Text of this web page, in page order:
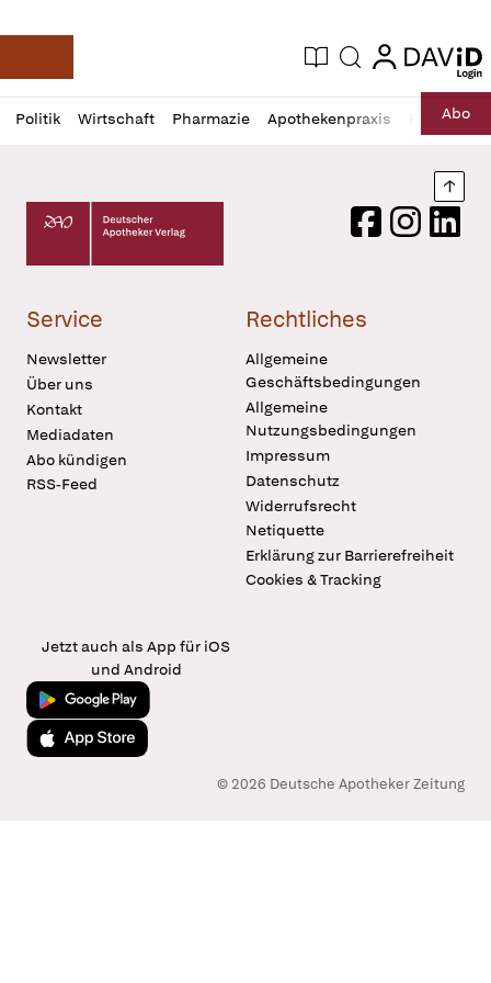
Deutsche Apotheker Zeitung
Aktuelle Ausgabe
Suche login
login
Politik Wirtschaft Pharmazie Apothekenpraxis RechtAbo
Profil
öffnen
Daz
Pur
Deutscher Apotheker Verlag Logo
FacebookInstagram
Service
Newsletter
Über uns
Kontakt
Mediadaten
Abo kündigen
RSS-Feed
Rechtliches
Allgemeine
Geschäftsbedingungen
Allgemeine
Nutzungsbedingungen
Impressum
Datenschutz
Widerrufsrecht
Netiquette
Erklärung zur Barrierefreiheit
Cookies & Tracking
Jetzt auch als App für iOS
und Android
Jetzt bei Google Play
Laden im App Store
© 2026 Deutsche Apotheker Zeitung